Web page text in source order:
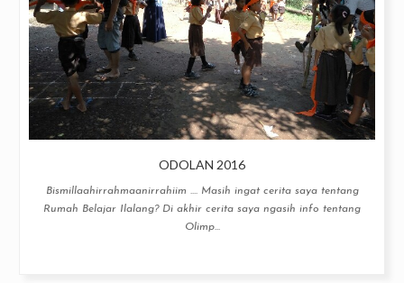
ODOLAN 2016
Bismillaahirrahmaanirrahiim .... Masih ingat cerita saya tentang
Rumah Belajar Ilalang? Di akhir cerita saya ngasih info tentang
Olimp...